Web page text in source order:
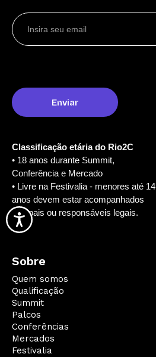
Classificação etária do Rio2C
• 18 anos durante Summit,
Conferência e Mercado
• Livre na Festivalia - menores até 14
anos devem estar acompanhados
dos pais ou responsáveis legais.
Sobre
Quem somos
Qualificação
Summit
Palcos
Conferências
Mercados
Festivalia